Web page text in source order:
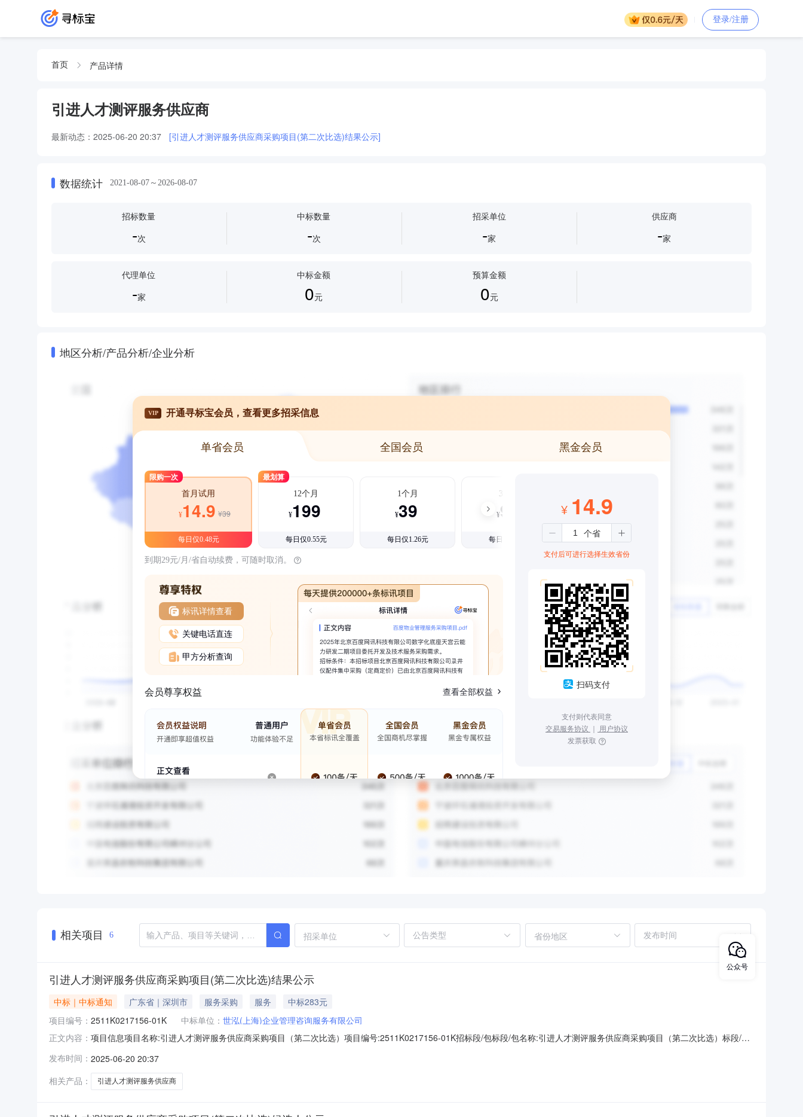
登录/注册
首页 产品详情
引进人才测评服务供应商
最新动态： 2025-06-20 20:37 [引进人才测评服务供应商采购项目(第二次比选)结果公示]
数据统计 2021-08-07～2026-08-07
招标数量
-次
中标数量
-次
招采单位
-家
供应商
-家
代理单位
-家
中标金额
0元
预算金额
0元
地区分析/产品分析/企业分析
VIP 开通寻标宝会员，查看更多招采信息
单省会员 全国会员 黑金会员
限购一次
首月试用
¥14.9 ¥39
每日仅0.48元
最划算
12个月
¥199
每日仅0.55元
1个月
¥39
每日仅1.26元
3个月
¥99
每日仅1.08元
到期29元/月/省自动续费，可随时取消。
标讯详情查看
关键电话直连
甲方分析查询
会员尊享权益 查看全部权益
¥ 14.9
支付后可进行选择生效省份
扫码支付
支付则代表同意
交易服务协议 ｜ 用户协议
发票获取
相关项目 6 招采单位 省份地区
引进人才测评服务供应商采购项目(第二次比选)结果公示
中标｜中标通知 广东省｜深圳市 服务采购 服务
中标283元
项目编号： 2511K0217156-01K 中标单位： 世泓(上海)企业管理咨询服务有限公司
正文内容： 项目信息项目名称:引进人才测评服务供应商采购项目（第二次比选）项目编号:2511K0217156-01K招标段/包标段/包名称:引进人才测评服务供应商采购项目（第二次比选）标段/包
价格（元）：283.24点击查看源网详情：
发布时间： 2025-06-20 20:37
相关产品：
引进人才测评服务供应商
公众号